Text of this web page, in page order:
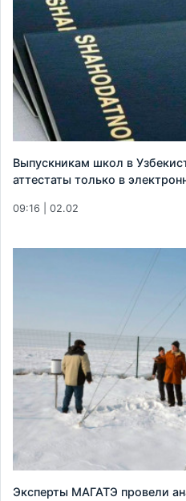
Выпускникам школ в
аттестаты только в
09:16 | 02.02
Эксперты МАГАТЭ провели